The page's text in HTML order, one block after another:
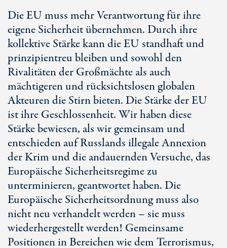
Die EU muss mehr Verantwortung für ihre
eigene Sicherheit übernehmen. Durch ihre
kollektive Stärke kann die EU standhaft und
prinzipientreu bleiben und sowohl den
Rivalitäten der Großmächte als auch
mächtigeren und rücksichtslosen globalen
Akteuren die Stirn bieten. Die Stärke der EU
ist ihre Geschlossenheit. Wir haben diese
Stärke bewiesen, als wir gemeinsam und
entschieden auf Russlands illegale Annexion
der Krim und die andauernden Versuche, das
Europäische Sicherheitsregime zu
unterminieren, geantwortet haben. Die
Europäische Sicherheitsordnung muss also
nicht neu verhandelt werden – sie muss
wiederhergestellt werden! Gemeinsame
Positionen in Bereichen wie dem Terrorismus,